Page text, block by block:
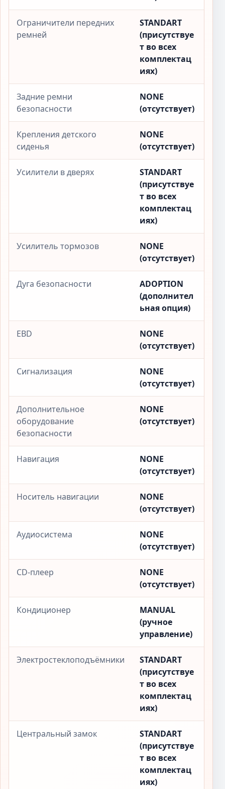
Ограничители передних
ремней
STANDART
(присутствуе
т во всех
комплектац
иях)
Задние ремни
безопасности
NONE
(отсутствует)
Крепления детского
сиденья
NONE
(отсутствует)
Усилители в дверях
STANDART
(присутствуе
т во всех
комплектац
иях)
Усилитель тормозов
NONE
(отсутствует)
Дуга безопасности
ADOPTION
(дополнител
ьная опция)
EBD
NONE
(отсутствует)
Сигнализация
NONE
(отсутствует)
Дополнительное
оборудование
безопасности
NONE
(отсутствует)
Навигация
NONE
(отсутствует)
Носитель навигации
NONE
(отсутствует)
Аудиосистема
NONE
(отсутствует)
CD-плеер
NONE
(отсутствует)
Кондиционер
MANUAL
(ручное
управление)
Электростеклоподъёмники
STANDART
(присутствуе
т во всех
комплектац
иях)
Центральный замок
STANDART
(присутствуе
т во всех
комплектац
иях)